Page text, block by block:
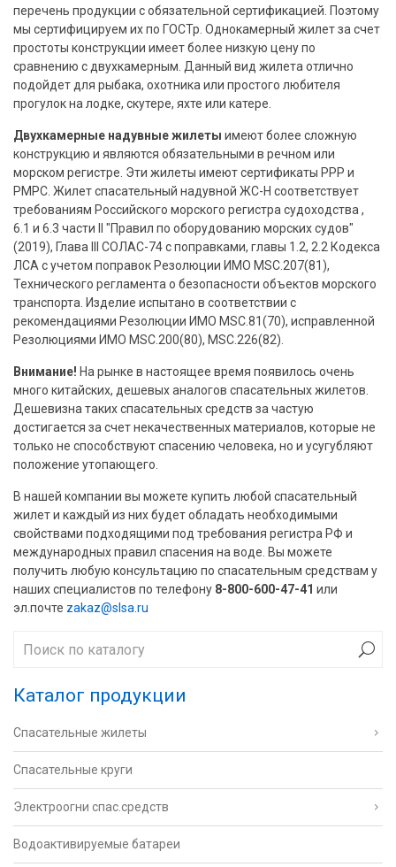
перечень продукции с обязательной сертификацией. Поэтому
мы сертифицируем их по ГОСТр. Однокамерный жилет за счет
простоты конструкции имеет более низкую цену по
сравнению с двухкамерным. Данный вид жилета отлично
подойдет для рыбака, охотника или простого любителя
прогулок на лодке, скутере, яхте или катере.
Двухкамерные надувные жилеты имеют более сложную
конструкцию и являются обязательными в речном или
морском регистре. Эти жилеты имеют сертификаты РРР и
РМРС. Жилет спасательный надувной ЖС-Н соответствует
требованиям Российского морского регистра судоходства ,
6.1 и 6.3 части II "Правил по оборудованию морских судов"
(2019), Глава III СОЛАС-74 с поправками, главы 1.2, 2.2 Кодекса
ЛСА с учетом поправок Резолюции ИМО MSC.207(81),
Технического регламента о безопасности объектов морского
транспорта. Изделие испытано в соответствии с
рекомендациями Резолюции ИМО MSC.81(70), исправленной
Резолюциями ИМО MSC.200(80), MSC.226(82).
Внимание! На рынке в настоящее время появилось очень
много китайских, дешевых аналогов спасательных жилетов.
Дешевизна таких спасательных средств за частую
достигается за счет некачественных материалов, которые не
только не способствуют спасению человека, но и усугубляют
положение утопающего.
В нашей компании вы можете купить любой спасательный
жилет и каждый из них будет обладать необходимыми
свойствами подходящими под требования регистра РФ и
международных правил спасения на воде. Вы можете
получить любую консультацию по спасательным средствам у
наших специалистов по телефону 8-800-600-47-41 или
эл.почте zakaz@slsa.ru
Каталог продукции
Спасательные жилеты
Спасательные круги
Электроогни спас.средств
Водоактивируемые батареи